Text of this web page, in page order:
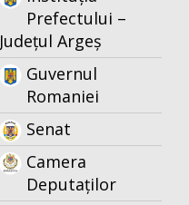
Prefectului –
Județul Argeș
Guvernul
Romaniei
Senat
Camera
Deputaților